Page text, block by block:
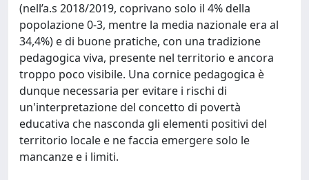
(nell’a.s 2018/2019, coprivano solo il 4% della
popolazione 0-3, mentre la media nazionale era al
34,4%) e di buone pratiche, con una tradizione
pedagogica viva, presente nel territorio e ancora
troppo poco visibile. Una cornice pedagogica è
dunque necessaria per evitare i rischi di
un'interpretazione del concetto di povertà
educativa che nasconda gli elementi positivi del
territorio locale e ne faccia emergere solo le
mancanze e i limiti.